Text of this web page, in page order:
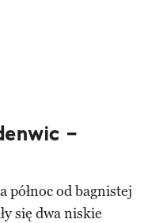
–
północ od bagnistej
się dwa niskie